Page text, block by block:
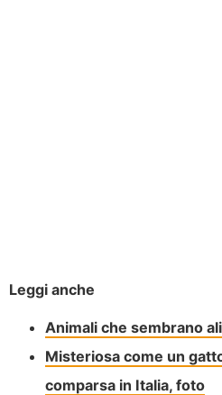
Leggi anche
Animali che sembrano
Misteriosa come un
comparsa in Italia, foto